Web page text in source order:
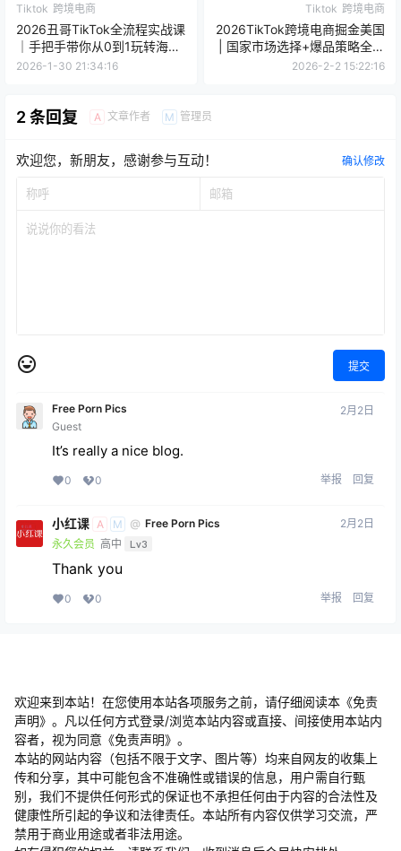
Tiktok 跨境电商
2026丑哥TikTok全流程实战课
｜手把手带你从0到1玩转海外
短视频
2026-1-30 21:34:16
Tiktok 跨境电商
2026TikTok跨境电商掘金美国
| 国家市场选择+爆品策略全解
析！从0-1完整攻略
2026-2-2 15:22:16
2 条回复 A 文章作者 M 管理员
欢迎您，新朋友，感谢参与互动！ 确认修改
提交
Free Porn Pics
Guest
2月2日
It’s really a nice blog.
0 0 举报 回复
小红课 A M @ Free Porn Pics
永久会员 高中 Lv3
2月2日
Thank you
0 0 举报 回复
欢迎来到本站！在您使用本站各项服务之前，请仔细阅读本《免责
声明》。凡以任何方式登录/浏览本站内容或直接、间接使用本站内
容者，视为同意《免责声明》。
本站的网站内容（包括不限于文字、图片等）均来自网友的收集上
传和分享，其中可能包含不准确性或错误的信息，用户需自行甄
别，我们不提供任何形式的保证也不承担任何由于内容的合法性及
健康性所引起的争议和法律责任。本站所有内容仅供学习交流，严
禁用于商业用途或者非法用途。